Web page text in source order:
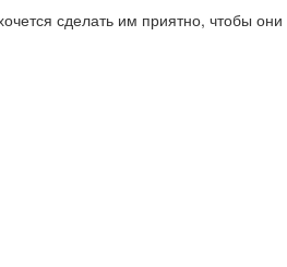
сделать им приятно, чтобы они